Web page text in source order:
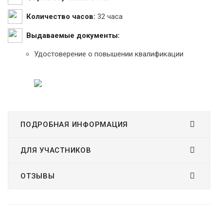
Количество часов: 32 часа
Выдаваемые документы:
Удостоверение о повышении квалификации
ПОДРОБНАЯ ИНФОРМАЦИЯ
ДЛЯ УЧАСТНИКОВ
ОТЗЫВЫ